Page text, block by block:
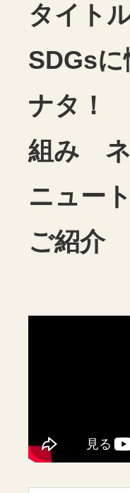
タイト
SDGs
ナタ！
組み ネ
ニュー
ご紹介